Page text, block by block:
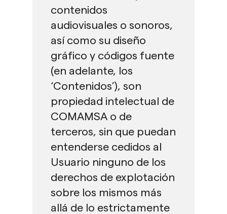
contenidos
audiovisuales o sonoros,
así como su diseño
gráfico y códigos fuente
(en adelante, los
‘Contenidos’), son
propiedad intelectual de
COMAMSA o de
terceros, sin que puedan
entenderse cedidos al
Usuario ninguno de los
derechos de explotación
sobre los mismos más
allá de lo estrictamente